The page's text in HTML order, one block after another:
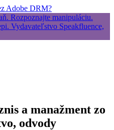
Adobe DRM?
a manažment zo
odvody